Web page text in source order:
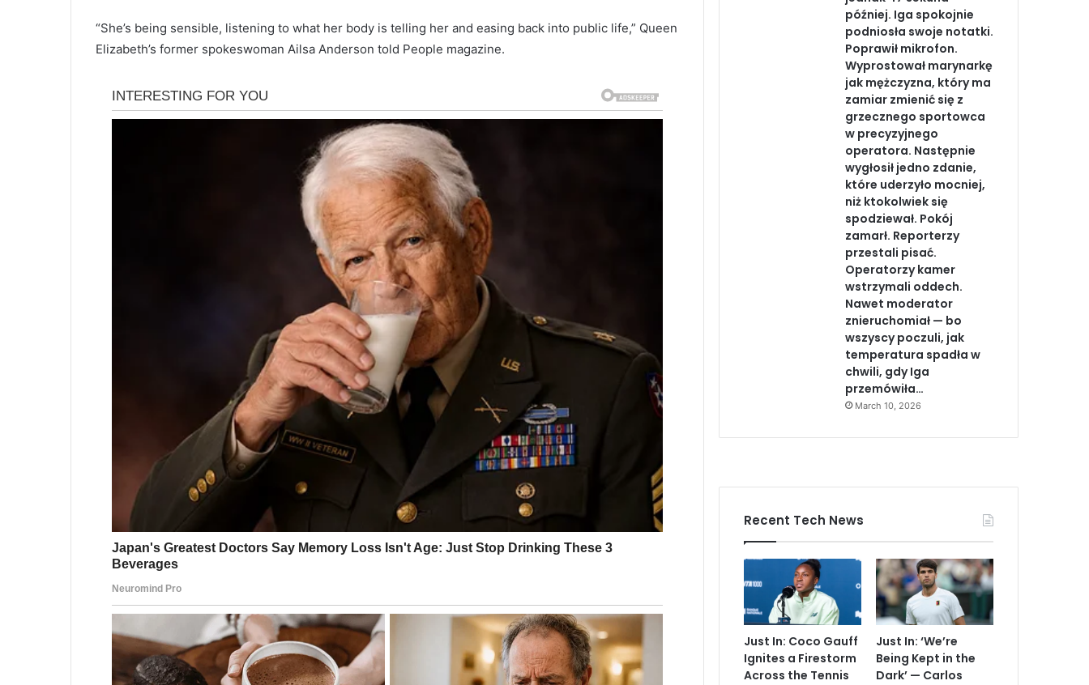
“She’s being sensible, listening to what her body is telling her and easing back into public life,” Queen
Elizabeth’s former spokeswoman Ailsa Anderson told People magazine.
później. Iga spokojnie
podniosła swoje notatki.
Poprawił mikrofon.
Wyprostował marynarkę
jak mężczyzna, który ma
zamiar zmienić się z
grzecznego sportowca
w precyzyjnego
operatora. Następnie
wygłosił jedno zdanie,
które uderzyło mocniej,
niż ktokolwiek się
spodziewał. Pokój
zamarł. Reporterzy
przestali pisać.
Operatorzy kamer
wstrzymali oddech.
Nawet moderator
znieruchomiał — bo
wszyscy poczuli, jak
temperatura spadła w
chwili, gdy Iga
przemówiła…
March 10, 2026
Recent Tech News
Just In: Coco Gauff
Ignites a Firestorm
Across the Tennis
Just In: ‘We’re
Being Kept in the
Dark’ — Carlos